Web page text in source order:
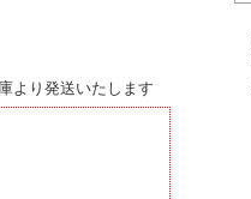
より発送いたします